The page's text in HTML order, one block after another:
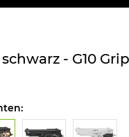
- G10